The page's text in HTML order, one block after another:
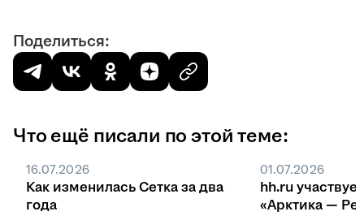
Поделиться:
Что ещё писали по этой теме:
16.07.2026
Как изменилась Сетка за два
года
01.07.2026
hh.ru
«Арктика —